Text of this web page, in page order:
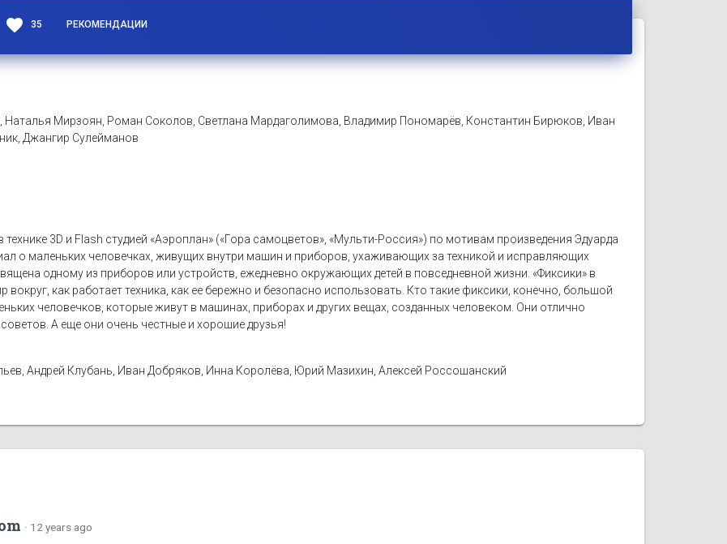
favorite 35 РЕКОМЕНДАЦИИ
Наталья Мирзоян, Роман Соколов, Светлана Мардаголимова, Владимир Пономарёв, Константин Бирюков, Иван
Джангир Сулейманов
3D и Flash студией «Аэроплан» («Гора самоцветов», «Мульти-Россия») по мотивам произведения Эдуарда
о маленьких человечках, живущих внутри машин и приборов, ухаживающих за техникой и исправляющих
одному из приборов или устройств, ежедневно окружающих детей в повседневной жизни. «Фиксики» в
вокруг, как работает техника, как ее бережно и безопасно использовать. Кто такие фиксики, конечно, большой
человечков, которые живут в машинах, приборах и других вещах, созданных человеком. Они отлично
А еще они очень честные и хорошие друзья!
Андрей Клубань, Иван Добряков, Инна Королёва, Юрий Мазихин, Алексей Россошанский
· 12 years ago